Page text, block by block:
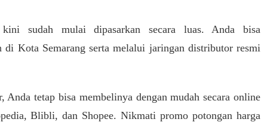
sudah mulai dipasarkan secara luas. Anda bisa
Kota Semarang serta melalui jaringan distributor resmi
tetap bisa membelinya dengan mudah secara online
Blibli, dan Shopee. Nikmati promo potongan harga